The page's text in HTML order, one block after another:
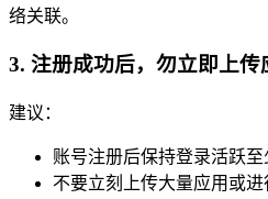
络关联。
3. 注册成功后，勿立即上传
建议：
账号注册后保持登录活跃至
不要立刻上传大量应用或